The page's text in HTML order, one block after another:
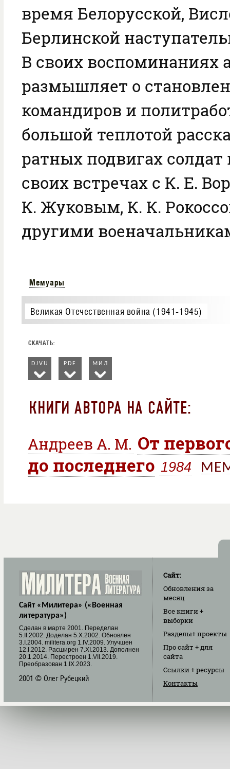
время Белорусской,
Берлинской
В своих воспоминаниях
размышляет о
командиров и
большой теплотой
ратных подвигах солдат
своих встречах с К. Е.
К. Жуковым, К. К.
другими
Мемуары
Великая Отечественная война (1941-1945)
DJVU PDF МИЛ
КНИГИ АВТОРА НА САЙТЕ:
Андреев А. М. От
до последнего 1984
Сайт «Милитера» («Военная
литература»)
Cделан в марте 2001. Переделан
5.II.2002. Доделан 5.X.2002. Обновлен
3.I.2004. militera.org 1.IV.2009. Улучшен
12.I.2012. Расширен 7.XI.2013. Дополнен
20.1.2014. Перестроен 1.VII.2019.
Преобразован 1.IX.2023.
2001 © Олег Рубецкий
Сайт:
Обновленияза
месяц
Все книги+
выборки
Разделы+ проекты
Про сайт + для
сайта
Ссылки+ ресурсы
Контакты